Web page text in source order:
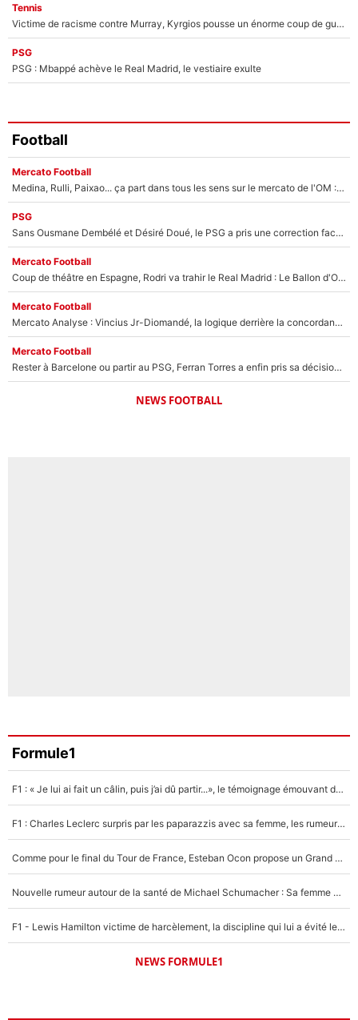
Tennis
Victime de racisme contre Murray, Kyrgios pousse un énorme coup de gueule !
PSG
PSG : Mbappé achève le Real Madrid, le vestiaire exulte
Football
Mercato Football
Medina, Rulli, Paixao... ça part dans tous les sens sur le mercato de l'OM : Frank McCourt va enfin récupérer l'argent qu'il attend ?
PSG
Sans Ousmane Dembélé et Désiré Doué, le PSG a pris une correction face à Majorque : Luis Enrique attend avec impatience des renforts !
Mercato Football
Coup de théâtre en Espagne, Rodri va trahir le Real Madrid : Le Ballon d'Or a choisi de signer au FC Barcelone !
Mercato Football
Mercato Analyse : Vincius Jr-Diomandé, la logique derrière la concordance des temps
Mercato Football
Rester à Barcelone ou partir au PSG, Ferran Torres a enfin pris sa décision : La course contre la montre est lancée !
NEWS FOOTBALL
Formule1
F1 : « Je lui ai fait un câlin, puis j’ai dû partir...», le témoignage émouvant de Max Verstappen sur sa fille
F1 : Charles Leclerc surpris par les paparazzis avec sa femme, les rumeurs étaient vraies !
Comme pour le final du Tour de France, Esteban Ocon propose un Grand Prix de Formule 1 à Paris : «Autour de l’Arc de Triomphe, ce serait génial» !
Nouvelle rumeur autour de la santé de Michael Schumacher : Sa femme Corinna sort du silence
F1 - Lewis Hamilton victime de harcèlement, la discipline qui lui a évité le pire : «J'aurais probablement mal tourné»
NEWS FORMULE1